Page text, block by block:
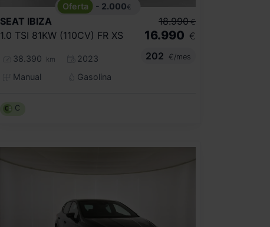
- 2.000€
SEAT IBIZA
1.0 TSI 81KW (110CV) FR XS
38.390 km
2023
Manual
Gasolina
18.990 €
16.990 €
202
€/mes
C